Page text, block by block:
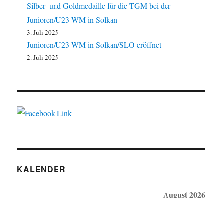
Silber- und Goldmedaille für die TGM bei der
Junioren/U23 WM in Solkan
3. Juli 2025
Junioren/U23 WM in Solkan/SLO eröffnet
2. Juli 2025
KALENDER
August 2026